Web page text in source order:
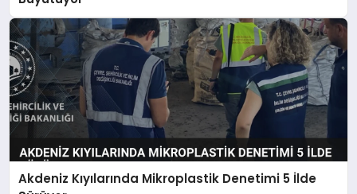
Akdeniz Kıyılarında Mikroplastik Denetimi 5 İlde